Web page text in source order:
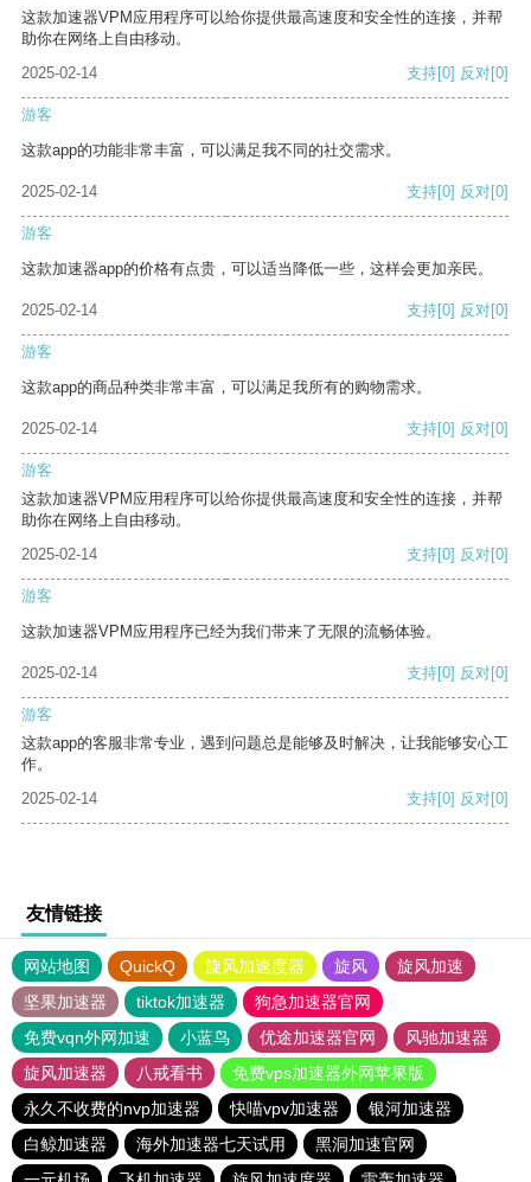
这款加速器VPM应用程序可以给你提供最高速度和安全性的连接，并帮
助你在网络上自由移动。
2025-02-14
支持[0] 反对[0]
游客
这款app的功能非常丰富，可以满足我不同的社交需求。
2025-02-14 支持[0] 反对[0]
游客
这款加速器app的价格有点贵，可以适当降低一些，这样会更加亲民。
2025-02-14 支持[0] 反对[0]
游客
这款app的商品种类非常丰富，可以满足我所有的购物需求。
2025-02-14 支持[0] 反对[0]
游客
这款加速器VPM应用程序可以给你提供最高速度和安全性的连接，并帮
助你在网络上自由移动。
2025-02-14
支持[0] 反对[0]
游客
这款加速器VPM应用程序已经为我们带来了无限的流畅体验。
2025-02-14 支持[0] 反对[0]
游客
这款app的客服非常专业，遇到问题总是能够及时解决，让我能够安心工
作。
2025-02-14
支持[0] 反对[0]
友情链接
网站地图 QuickQ 旋风加速度器 旋风
旋风加速
坚果加速器
tiktok加速器
狗急加速器官网
免费vqn外网加速
小蓝鸟 优途加速器官网
风驰加速器
旋风加速器
八戒看书
免费vps加速器外网苹果版
永久不收费的nvp加速器
快喵vpv加速器
银河加速器
白鲸加速器
海外加速器七天试用
黑洞加速官网